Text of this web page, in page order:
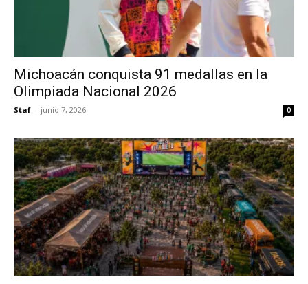
Michoacán conquista 91 medallas en la
Olimpiada Nacional 2026
Staf - junio 7, 2026 0